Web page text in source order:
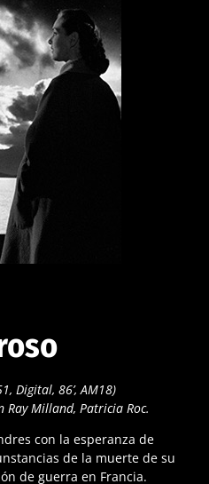
Digital, 86’, AM18)
Ray Milland, Patricia Roc.
con la esperanza de
de la muerte de su
de guerra en Francia.